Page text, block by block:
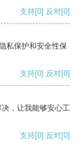
支持[0] 反对[0]
私保护和安全性保
支持[0] 反对[0]
，让我能够安心工
支持[0] 反对[0]